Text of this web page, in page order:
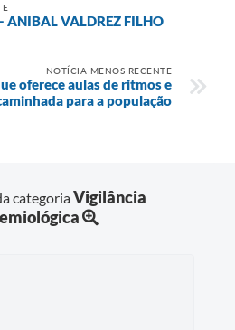
ANIBAL VALDREZ FILHO
NOTÍCIA MENOS RECENTE
oferece aulas de ritmos e
para a população
categoriaVigilância